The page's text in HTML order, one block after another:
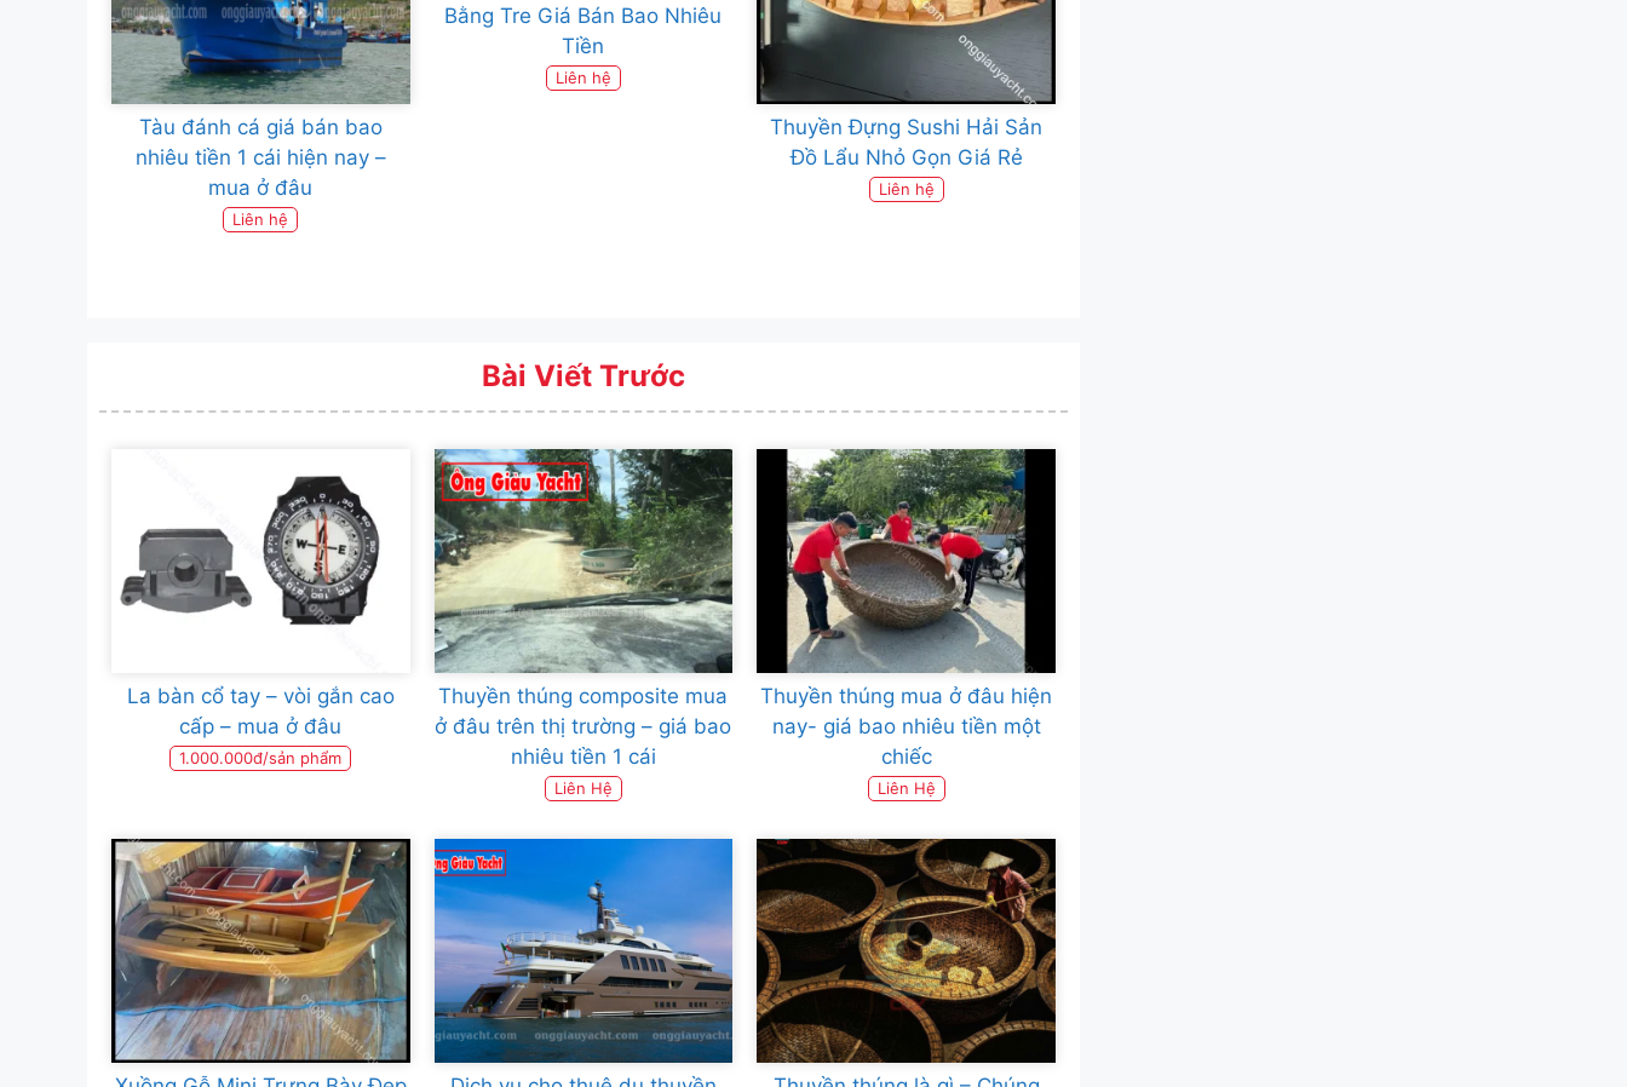
Tàu đánh cá giá bán bao
nhiêu tiền 1 cái hiện nay –
mua ở đâu
Liên hệ
Bằng Tre Giá Bán Bao Nhiêu
Tiền
Liên hệ
Thuyền Đựng Sushi Hải Sản
Đồ Lẩu Nhỏ Gọn Giá Rẻ
Liên hệ
Bài Viết Trước
La bàn cổ tay – vòi gắn cao
cấp – mua ở đâu
1.000.000đ/sản phẩm
Thuyền thúng composite mua
ở đâu trên thị trường – giá bao
nhiêu tiền 1 cái
Liên Hệ
Thuyền thúng mua ở đâu hiện
nay- giá bao nhiêu tiền một
chiếc
Liên Hệ